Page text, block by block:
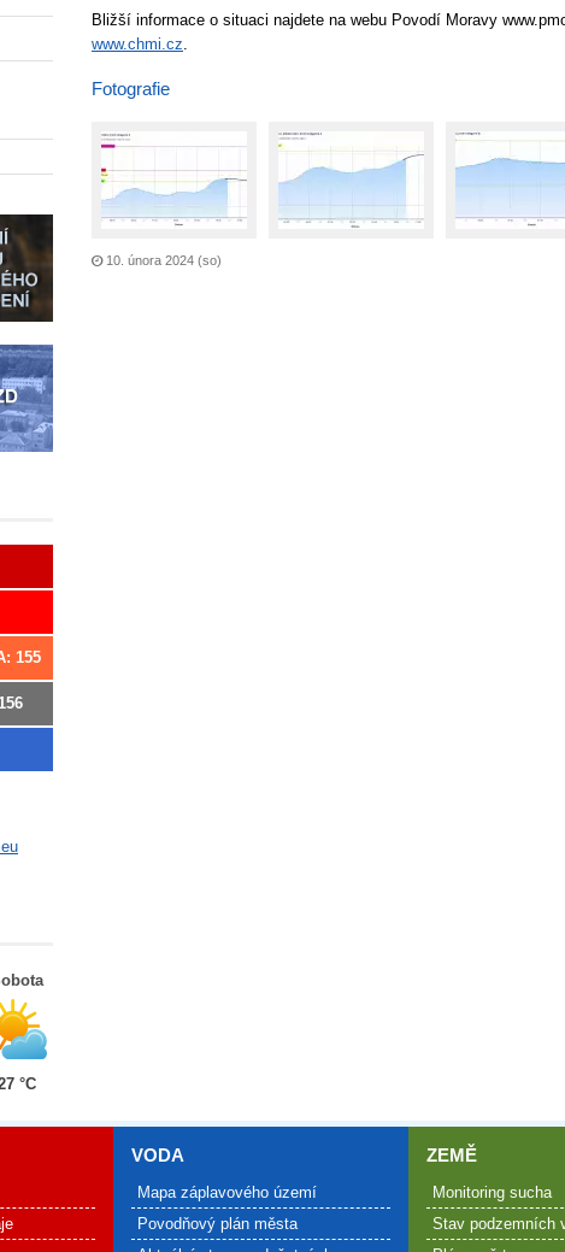
155
°C
Bližší informace o situaci najdete na webu Povodí Moravy
www.chmi.cz
Fotografie
10. února 2024 (so)
VODA
Mapa záplavového území
Povodňový plán města
ZEMĚ
Monitoring sucha
Stav podzemních